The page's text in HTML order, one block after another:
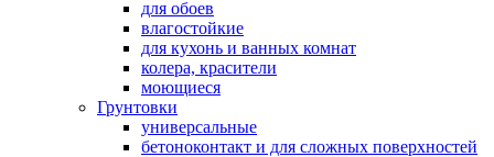
для обоев
влагостойкие
для кухонь и ванных комнат
колера, красители
моющиеся
Грунтовки
универсальные
бетоноконтакт и для сложных поверхностей